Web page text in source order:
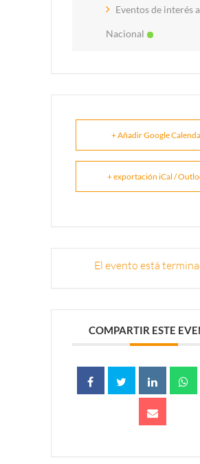
Eventos de interés
Nacional
+ Añadir Google
+ exportación iCal /
El evento está
COMPARTIR ESTE